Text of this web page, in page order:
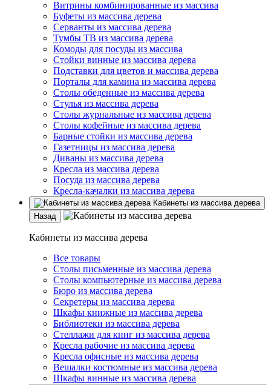
Витрины комбинированные из массива
Буфеты из массива дерева
Серванты из массива дерева
Тумбы ТВ из массива дерева
Комоды для посуды из массива
Стойки винные из массива дерева
Подставки для цветов и массива дерева
Порталы для камина из массива дерева
Столы обеденные из массива дерева
Стулья из массива дерева
Столы журнальные из массива дерева
Столы кофейные из массива дерева
Барные стойки из массива дерева
Газетницы из массива дерева
Диваны из массива дерева
Кресла из массива дерева
Посуда из массива дерева
Кресла-качалки из массива дерева
Кабинеты из массива дерева
Назад
Кабинеты из массива дерева
Все товары
Столы письменные из массива дерева
Столы компьютерные из массива дерева
Бюро из массива дерева
Секретеры из массива дерева
Шкафы книжные из массива дерева
Библиотеки из массива дерева
Стеллажи для книг из массива дерева
Кресла рабочие из массива дерева
Кресла офисные из массива дерева
Вешалки костюмные из массива дерева
Шкафы винные из массива дерева